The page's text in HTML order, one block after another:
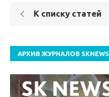
К списку статей
АРХИВ ЖУРНАЛОВ SKNEWS